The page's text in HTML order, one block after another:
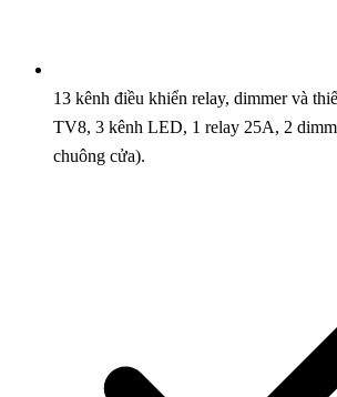
13 kênh điều khiển relay, dimmer và
TV8, 3 kênh LED, 1 relay 25A, 2
chuông cửa).